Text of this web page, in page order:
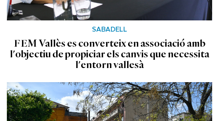
SABADELL
FEM Vallès es converteix en associació amb
l'objectiu de propiciar els canvis que necessita
l'entorn vallesà